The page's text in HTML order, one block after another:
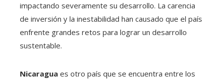
impactando severamente su desarrollo. La carencia
de inversión y la inestabilidad han causado que el país
enfrente grandes retos para lograr un desarrollo
sustentable.
Nicaragua es otro país que se encuentra entre los